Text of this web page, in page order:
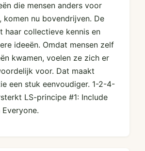
die mensen anders voor
komen nu bovendrijven. De
haar collectieve kennis en
ideeën. Omdat mensen zelf
kwamen, voelen ze zich er
voor. Dat maakt
een stuk eenvoudiger. 1-2-4-
LS-principe #1: Include